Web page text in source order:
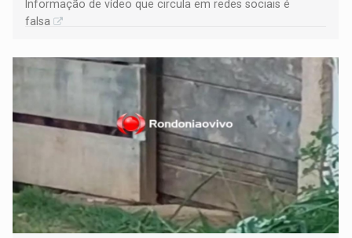
Informação de vídeo que circula em redes sociais é
falsa